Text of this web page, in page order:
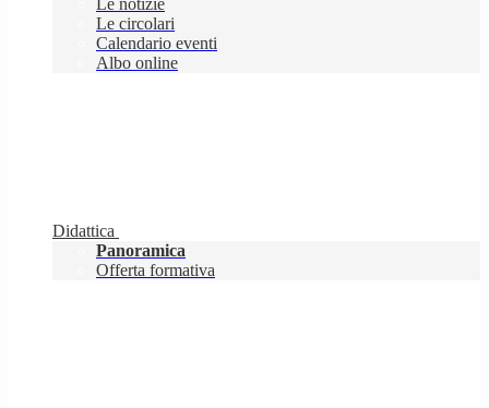
Le notizie
Le circolari
Calendario eventi
Albo online
Didattica
Panoramica
Offerta formativa